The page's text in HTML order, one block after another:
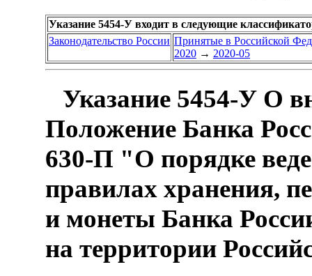
Указание 5454-У входит в следующие
Законодательство России Принятые в Российской
2020 → 2020-05
Указание 5454-У О
Положение Банка
630-П "О порядке
правилах хранения,
и монеты Банка
на территории